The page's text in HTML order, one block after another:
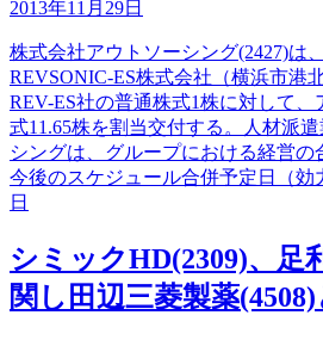
2013年11月29日
株式会社アウトソーシング(2427)は
REVSONIC-ES株式会社（横浜市港
REV-ES社の普通株式1株に対して
式11.65株を割当交付する。人材派
シングは、グループにおける経営の
今後のスケジュール合併予定日（効
日
シミックHD(2309)、足
関し田辺三菱製薬